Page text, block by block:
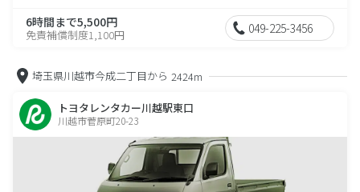
6時間まで5,500円
免責補償制度1,100円 049-225-3456
埼玉県川越市今成二丁目から 2424m
トヨタレンタカー川越駅東口
川越市菅原町20-23